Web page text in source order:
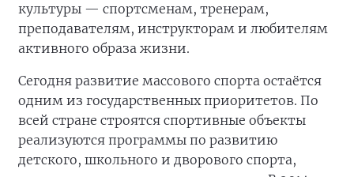
культуры — спортсменам, тренерам,
преподавателям, инструкторам и любителям
активного образа жизни.
Сегодня развитие массового спорта остаётся
одним из государственных приоритетов. По
всей стране строятся спортивные объекты
реализуются программы по развитию
детского, школьного и дворового спорта,